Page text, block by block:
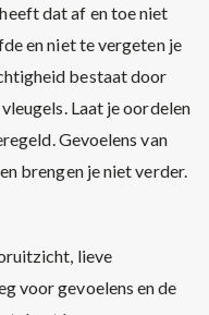
dat af en toe niet
en niet te vergeten je
bestaat door
Laat je oordelen
Gevoelens van
brengen je niet verder.
lieve
voor gevoelens en de